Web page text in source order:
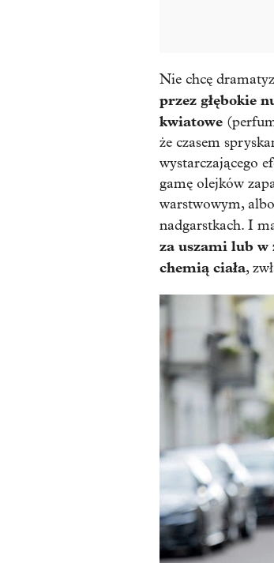
Nie chcę
przez głębokie
kwiatowe
że czasem
wystarczającego
gamę olejków
warstwowym,
nadgarstkach. I
za uszami lub w
chemią ciała,